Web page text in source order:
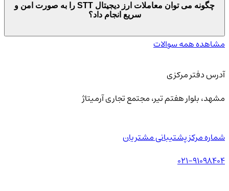
چگونه می توان معاملات ارز دیجیتال STT را به صورت امن و
سریع انجام داد؟
مشاهده همه سوالات
آدرس دفتر مرکزی
مشهد، بلوار هفتم تیر، مجتمع تجاری آرمیتاژ
شماره مرکز پشتیبانی مشتریان
021-91098404